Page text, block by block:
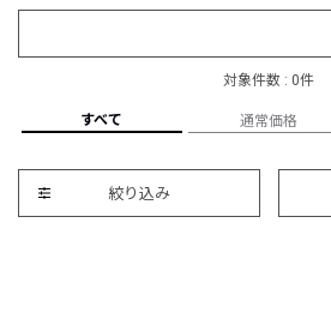
対象件数 : 0件
すべて 通常価格
絞り込み